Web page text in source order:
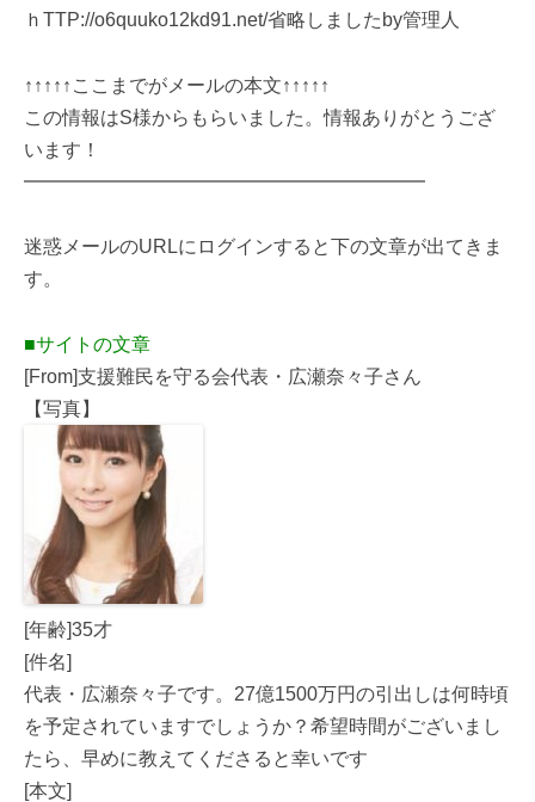
ｈTTP://o6quuko12kd91.net/省略しましたby管理人
↑↑↑↑↑ここまでがメールの本文↑↑↑↑↑
この情報はS様からもらいました。情報ありがとうござ
います！
━━━━━━━━━━━━━━━━━━━━━
迷惑メールのURLにログインすると下の文章が出てきま
す。
■サイトの文章
[From]支援難民を守る会代表・広瀬奈々子さん
【写真】
[年齢]35才
[件名]
代表・広瀬奈々子です。27億1500万円の引出しは何時頃
を予定されていますでしょうか？希望時間がございまし
たら、早めに教えてくださると幸いです
[本文]